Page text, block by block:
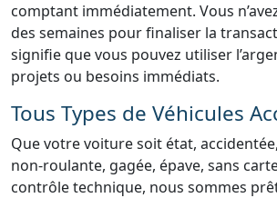
comptant immédiatement. Vous
des semaines pour finaliser la
signifie que vous pouvez utiliser
projets ou besoins immédiats.
Tous Types de Véhicules
Que votre voiture soit état,
non-roulante, gagée, épave, sans
contrôle technique, nous sommes